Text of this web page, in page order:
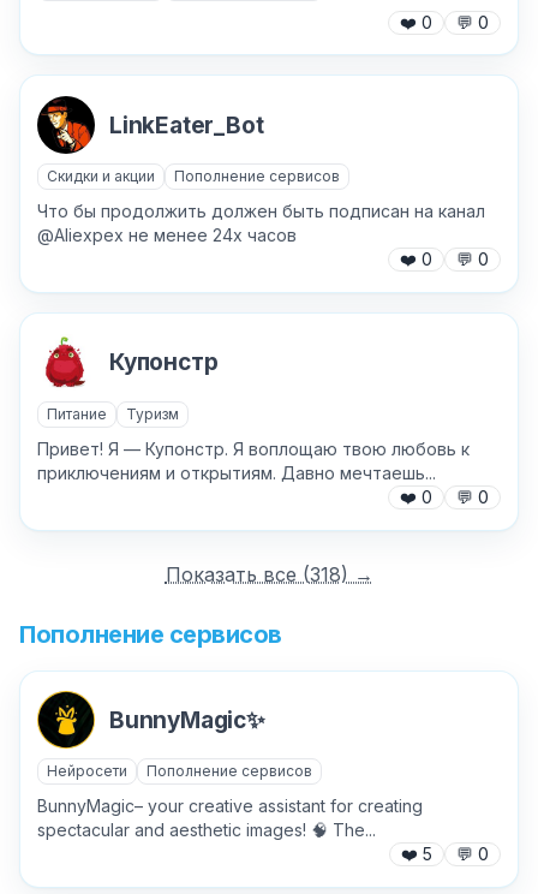
❤️ 0 💬 0
LinkEater_Bot
Скидки и акции Пополнение сервисов
Что бы продолжить должен быть подписан на канал
@Aliexpex не менее 24х часов
❤️ 0 💬 0
Купонстр
Питание Туризм
Привет! Я — Купонстр. Я воплощаю твою любовь к
приключениям и открытиям. Давно мечтаешь...
❤️ 0 💬 0
Показать все (318) →
Пополнение сервисов
BunnyMagic✨
Нейросети Пополнение сервисов
BunnyMagic– your creative assistant for creating
spectacular and aesthetic images! 🧠 The...
❤️ 5 💬 0